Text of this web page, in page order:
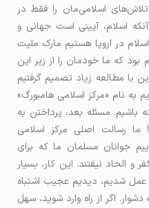
تلاش‌های اسلامی‌مان را فقط در
اسلام، آیینی است جهانی و
در اروپا هستیم مارک ملیت
بود که ما خودمان را از زیر این
با مطالعه زیاد تصمیم گرفتیم
به نام «مرکز اسلامی هامبورگ»
باشیم. مسئله بعد، پرداختن به
ما رسالت اصلی مرکز اسلامی
جوانان مسلمان ما که برای
الحاد نیفتند. این کار، بسیار
عمل شدیم، دیدیم عجیب اشتباه
اگر از راه وارد شوید، سهل